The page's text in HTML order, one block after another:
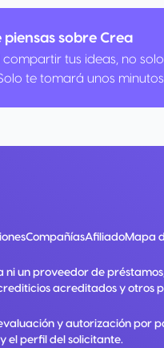
sobre Crea
compartir tus ideas, no
te tomará unos minutos.
CompañíasAfiliadoMapa
ni un proveedor de
acreditados y otros
y autorización por
el perfil del solicitante.